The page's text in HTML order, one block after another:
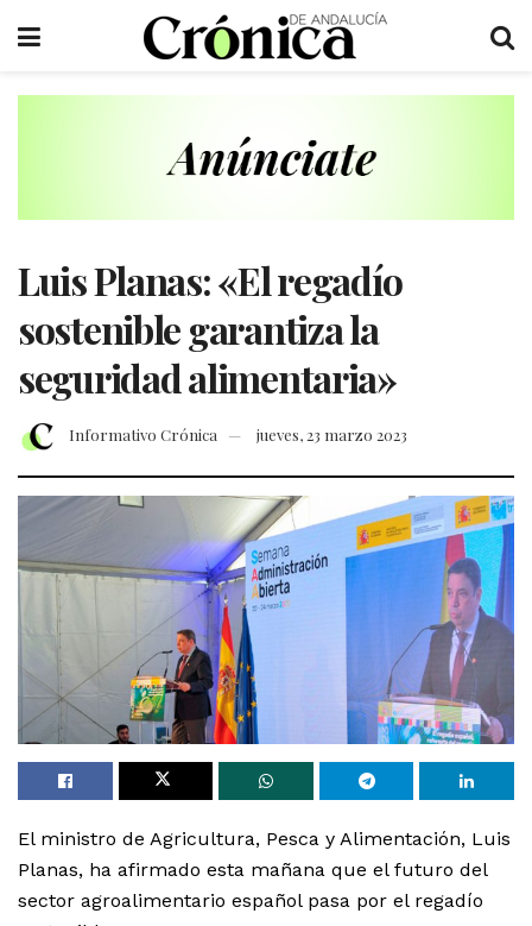
Luis Planas: «El regadío
sostenible garantiza la
seguridad alimentaria»
Informativo Crónica jueves, 23 marzo 2023
El ministro de Agricultura, Pesca y Alimentación, Luis
Planas, ha afirmado esta mañana que el futuro del
sector agroalimentario español pasa por el regadío